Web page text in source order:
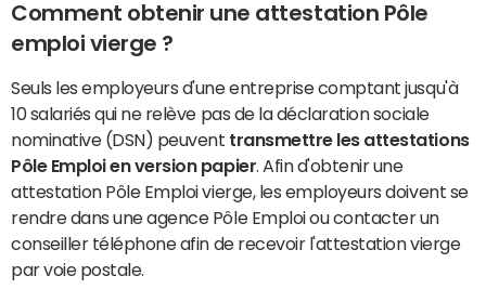
Comment obtenir une attestation Pôle
emploi vierge ?
Seuls les employeurs d'une entreprise comptant jusqu'à
10 salariés qui ne relève pas de la déclaration sociale
nominative (DSN) peuvent transmettre les attestations
Pôle Emploi en version papier . Afin d'obtenir une
attestation Pôle Emploi vierge, les employeurs doivent se
rendre dans une agence Pôle Emploi ou contacter un
conseiller téléphone afin de recevoir l'attestation vierge
par voie postale.